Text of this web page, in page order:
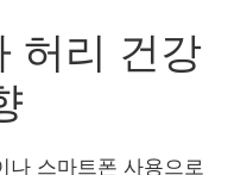
허리 건강
나 스마트폰 사용으로